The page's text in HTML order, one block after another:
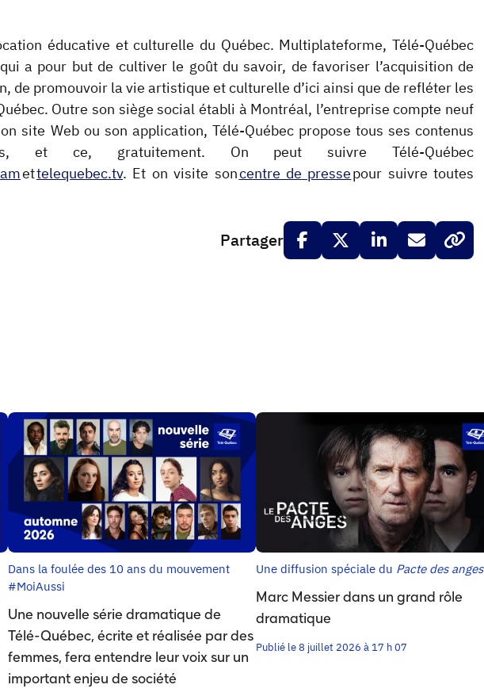
éducative et culturelle du Québec. Multiplateforme, Télé-Québec
a pour but de cultiver le goût du savoir, de favoriser l’acquisition de
de promouvoir la vie artistique et culturelle d’ici ainsi que de refléter les
Outre son siège social établi à Montréal, l’entreprise compte neuf
site Web ou son application, Télé-Québec propose tous ses contenus
et ce, gratuitement. On peut suivre Télé-Québec
ettelequebec.tv. Et on visite soncentre de pressepour suivre toutes
Partager
Dans la foulée des 10 ans du mouvement
#MoiAussi
Une nouvelle série dramatique de
Télé-Québec, écrite et réalisée par des
femmes, fera entendre leur voix sur un
important enjeu de société
Une diffusion spéciale du Pacte des anges
Marc Messier dans un grand rôle
dramatique
Publié le 8 juillet 2026 à 17 h 07